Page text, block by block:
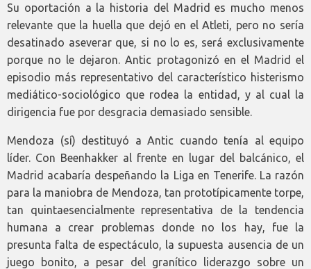
Su oportación a la historia del Madrid es mucho menos
relevante que la huella que dejó en el Atleti, pero no sería
desatinado aseverar que, si no lo es, será exclusivamente
porque no le dejaron. Antic protagonizó en el Madrid el
episodio más representativo del característico histerismo
mediático-sociológico que rodea la entidad, y al cual la
dirigencia fue por desgracia demasiado sensible.
Mendoza (sí) destituyó a Antic cuando tenía al equipo
líder. Con Beenhakker al frente en lugar del balcánico, el
Madrid acabaría despeñando la Liga en Tenerife. La razón
para la maniobra de Mendoza, tan prototípicamente torpe,
tan quintaesencialmente representativa de la tendencia
humana a crear problemas donde no los hay, fue la
presunta falta de espectáculo, la supuesta ausencia de un
juego bonito, a pesar del granítico liderazgo sobre un